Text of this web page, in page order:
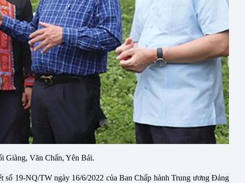
Giàng, Văn Chấn, Yên Bái.
19-NQ/TW ngày 16/6/2022 của Ban Chấp hành Trung ương Đảng